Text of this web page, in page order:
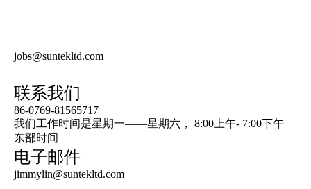
jobs@suntekltd.com
联系我们
86-0769-81565717
我们工作时间是星期一——星期六， 8:00上午- 7:00下午
东部时间
电子邮件
jimmylin@suntekltd.com